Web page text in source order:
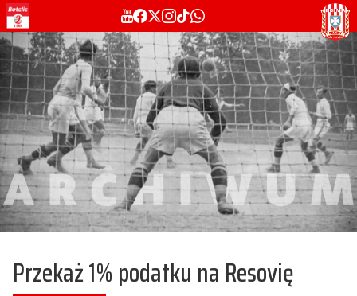
Przekaż 1% podatku na Resovię